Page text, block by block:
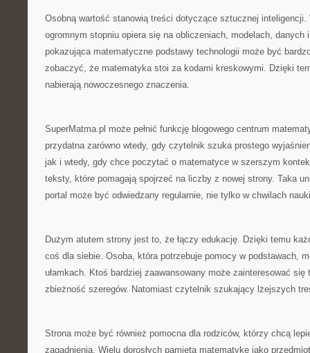
Osobną wartość stanowią treści dotyczące sztucznej inteligencji.
ogromnym stopniu opiera się na obliczeniach, modelach, danych
pokazująca matematyczne podstawy technologii może być
zobaczyć, że matematyka stoi za kodami kreskowymi. Dzięki
nabierają nowoczesnego znaczenia.
SuperMatma.pl może pełnić funkcję blogowego centrum
przydatna zarówno wtedy, gdy czytelnik szuka prostego
jak i wtedy, gdy chce poczytać o matematyce w szerszym
teksty, które pomagają spojrzeć na liczby z nowej strony. Taka
portal może być odwiedzany regularnie, nie tylko w chwilach
Dużym atutem strony jest to, że łączy edukację. Dzięki temu
coś dla siebie. Osoba, która potrzebuje pomocy w podstawach,
ułamkach. Ktoś bardziej zaawansowany może zainteresować
zbieżność szeregów. Natomiast czytelnik szukający lżejszych
Strona może być również pomocna dla rodziców, którzy chcą
zagadnienia. Wielu dorosłych pamięta matematykę jako